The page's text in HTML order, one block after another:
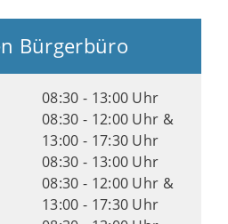
Bürgerbüro
08:30 - 13:00 Uhr
08:30 - 12:00 Uhr &
13:00 - 17:30 Uhr
08:30 - 13:00 Uhr
08:30 - 12:00 Uhr &
13:00 - 17:30 Uhr